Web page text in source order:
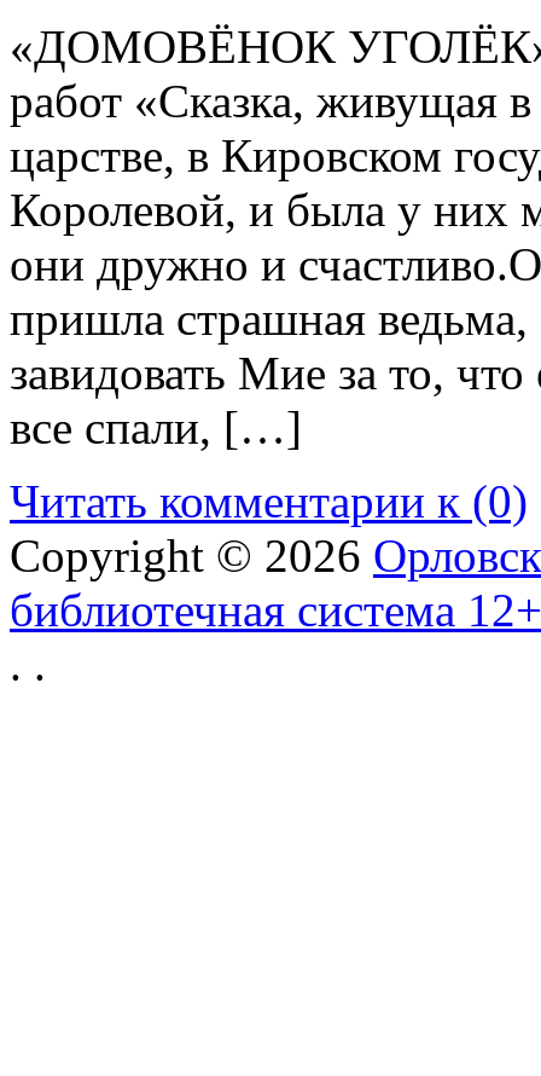
«ДОМОВЁНОК УГОЛЁК»
работ «Сказка, живущая
царстве, в Кировском
Королевой, и была у них
они дружно и
пришла страшная ведьма,
завидовать Мие за то,
все спали, […]
Читать комментарии к (0)
Copyright © 2026
библиотечная система 12+
. .